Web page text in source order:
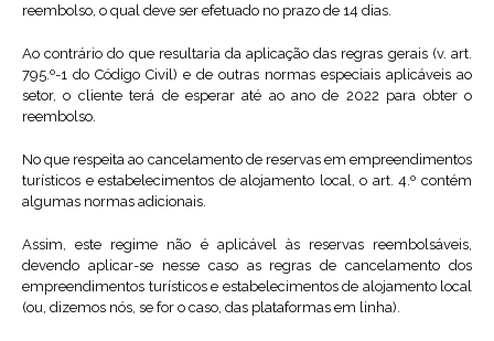
reembolso, o qual deve ser efetuado no prazo de 14 dias.
Ao contrário do que resultaria da aplicação das regras gerais (v. art.
795.º-1 do Código Civil) e de outras normas especiais aplicáveis ao
setor, o cliente terá de esperar até ao ano de 2022 para obter o
reembolso.
No que respeita ao cancelamento de reservas em empreendimentos
turísticos e estabelecimentos de alojamento local, o art. 4.º contém
algumas normas adicionais.
Assim, este regime não é aplicável às reservas reembolsáveis,
devendo aplicar-se nesse caso as regras de cancelamento dos
empreendimentos turísticos e estabelecimentos de alojamento local
(ou, dizemos nós, se for o caso, das plataformas em linha).